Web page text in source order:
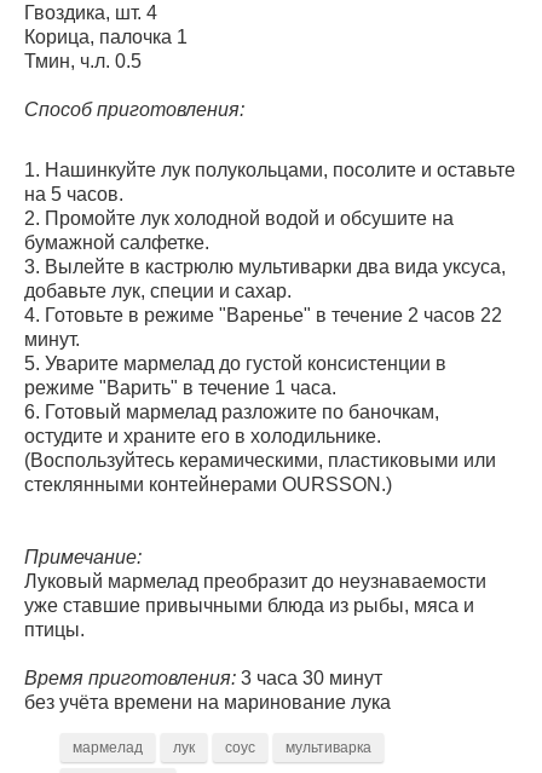
Гвоздика, шт. 4
Корица, палочка 1
Тмин, ч.л. 0.5
Способ приготовления:
1. Нашинкуйте лук полукольцами, посолите и оставьте
на 5 часов.
2. Промойте лук холодной водой и обсушите на
бумажной салфетке.
3. Вылейте в кастрюлю мультиварки два вида уксуса,
добавьте лук, специи и сахар.
4. Готовьте в режиме "Варенье" в течение 2 часов 22
минут.
5. Уварите мармелад до густой консистенции в
режиме "Варить" в течение 1 часа.
6. Готовый мармелад разложите по баночкам,
остудите и храните его в холодильнике.
(Воспользуйтесь керамическими, пластиковыми или
стеклянными контейнерами OURSSON.)
Примечание:
Луковый мармелад преобразит до неузнаваемости
уже ставшие привычными блюда из рыбы, мяса и
птицы.
Время приготовления: 3 часа 30 минут
без учёта времени на маринование лука
мармелад лук соус мультиварка